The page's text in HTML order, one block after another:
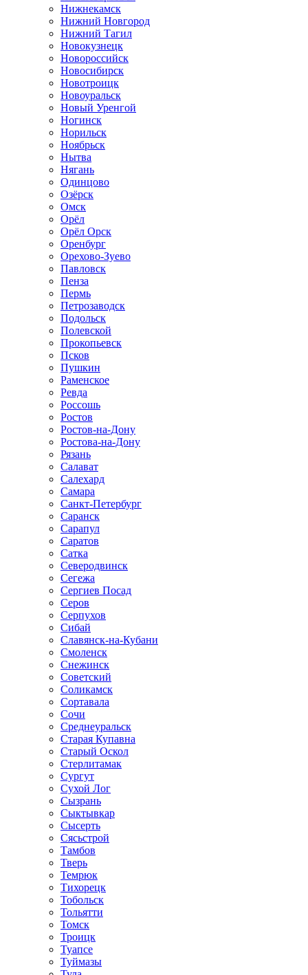
Нижнекамск
Нижний Новгород
Нижний Тагил
Новокузнецк
Новороссийск
Новосибирск
Новотроицк
Новоуральск
Новый Уренгой
Ногинск
Норильск
Ноябрьск
Нытва
Нягань
Одинцово
Озёрск
Омск
Орёл
Орёл Орск
Оренбург
Орехово-Зуево
Павловск
Пенза
Пермь
Петрозаводск
Подольск
Полевской
Прокопьевск
Псков
Пушкин
Раменское
Ревда
Россошь
Ростов
Ростов-на-Дону
Ростова-на-Дону
Рязань
Салават
Салехард
Самара
Санкт-Петербург
Саранск
Сарапул
Саратов
Сатка
Северодвинск
Сегежа
Сергиев Посад
Серов
Серпухов
Сибай
Славянск-на-Кубани
Смоленск
Снежинск
Советский
Соликамск
Сортавала
Сочи
Среднеуральск
Старая Купавна
Старый Оскол
Стерлитамак
Сургут
Сухой Лог
Сызрань
Сыктывкар
Сысерть
Сясьстрой
Тамбов
Тверь
Темрюк
Тихорецк
Тобольск
Тольятти
Томск
Троицк
Туапсе
Туймазы